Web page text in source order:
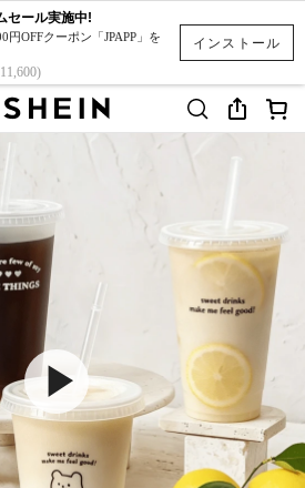
インストール
セール実施中!
円OFFクーポン「JPAPP」を